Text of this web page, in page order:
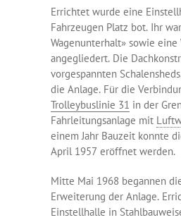
Errichtet wurde eine
Fahrzeugen Platz bot. Ihr
Wagenunterhalt» sowie
angegliedert. Die
vorgespannten
die Anlage. Für die
Trolleybuslinie 31 in der
Fahrleitungsanlage mit
einem Jahr Bauzeit konnte
April 1957 eröffnet werden.
Mitte Mai 1968 begannen
Erweiterung der Anlage.
Einstellhalle in